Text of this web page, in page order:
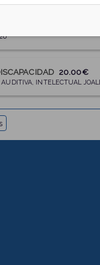
20.00€
INTELECTUAL